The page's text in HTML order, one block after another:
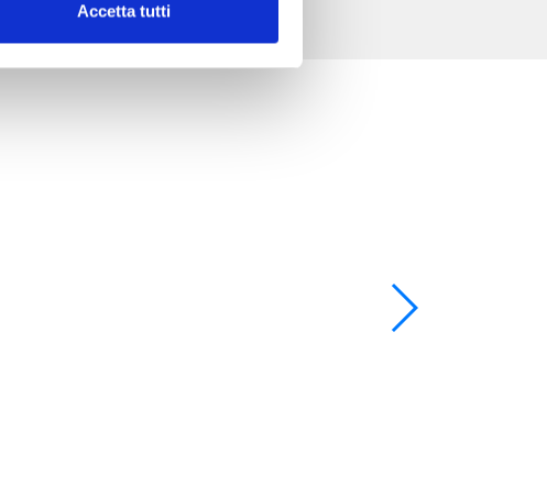
Accetta tutti